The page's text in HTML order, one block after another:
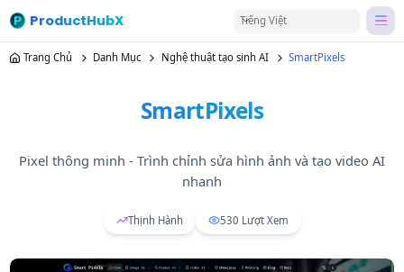
ProductHubX Tiếng Việt
Trang Chủ Danh Mục Nghệ thuật tạo sinh AI SmartPixels
SmartPixels
Pixel thông minh - Trình chỉnh sửa hình ảnh và tạo video AI
nhanh
Thịnh Hành 530 Lượt Xem